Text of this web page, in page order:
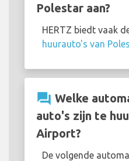
Polestar aan?
HERTZ biedt vaak
huurauto's van
question_answer Welke
auto's zijn te
Airport?
De volgende